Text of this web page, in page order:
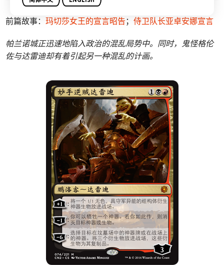
前篇故事：玛切莎女王的宣言昭告；侍卫队长亚卓安娜宣言
帕兰诺城正迅速地陷入政治的混乱局势中。同时，鬼怪格伦
佐与达雷迪却有着引起另一种混乱的计画。